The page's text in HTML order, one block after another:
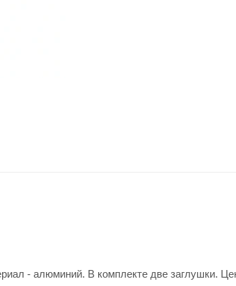
- алюминий. В комплекте две заглушки.